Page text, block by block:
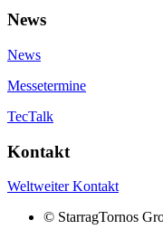
News
News
Messetermine
TecTalk
Kontakt
Weltweiter Kontakt
© StarragTornos